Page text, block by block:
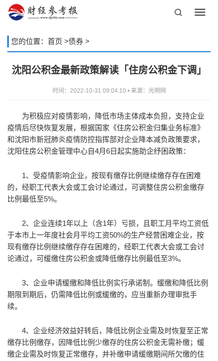
您的位置： 首页 >债券 >
沈阳公积金最新政策解读「住房公积金下调」
时间：2022-10-31 09:04:10 • 来源：光明网
为积极应对疫情影响，降低市场主体成本负担，支持企业
疫情后尽快恢复发展，根据国家《住房公积金归集业务标准》
和沈阳市新冠肺炎疫情防控指挥部对企业降本减负政策要求，
沈阳住房公积金管理中心自4月6日起实施助企纾困政策：
1、受疫情影响企业，按现有缴存比例继续缴存存在困难
的，经职工代表大会或工会讨论通过，可调整住房公积金缴存
比例最低至5%。
2、企业连续1年以上（含1年）亏损，且职工月平均工资低
于本市上一年度社会月平均工资50%的生产经营困难企业，按
现有缴存比例继续缴存存在困难的，经职工代表大会或工会讨
论通过，可缓缴住房公积金或降低缴存比例最低至3%。
3、企业申请缓缴和降低比例实行承诺制。缓缴和降低比例
期限到期后，仍需降低比例或缓缴的，应当重新办理审批手
续。
4、企业经济效益好转后，降低比例企业需及时恢复至正常
缴存比例缴存，因降低比例少缴存的住房公积金无需补缴；缓
缴企业需及时恢复正常缴存，并补缴申请缓缴期间所欠缴的住